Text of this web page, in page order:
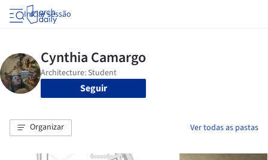
Iniciar sessão
Seguir
Organizar Ver todas as pastas